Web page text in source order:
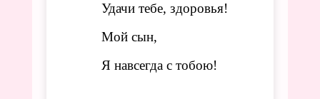
Удачи тебе, здоровья!
Мой сын,
Я навсегда с тобою!